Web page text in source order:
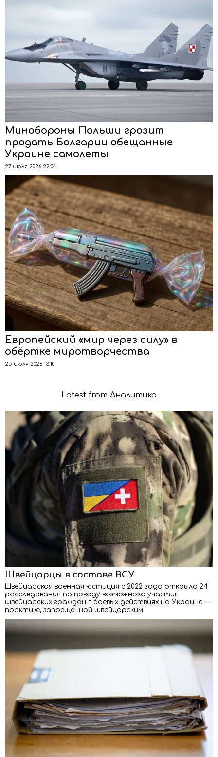
Минобороны Польши грозит
продать Болгарии обещанные
Украине самолеты
27 июля 2026 22:04
Европейский «мир через силу» в
обёртке миротворчества
25 июля 2026 13:10
Latest from Аналитика
Швейцарцы в составе ВСУ
Швейцарская военная юстиция с 2022 года открыла 24
расследования по поводу возможного участия
швейцарских граждан в боевых действиях на Украине —
практике, запрещённой швейцарским